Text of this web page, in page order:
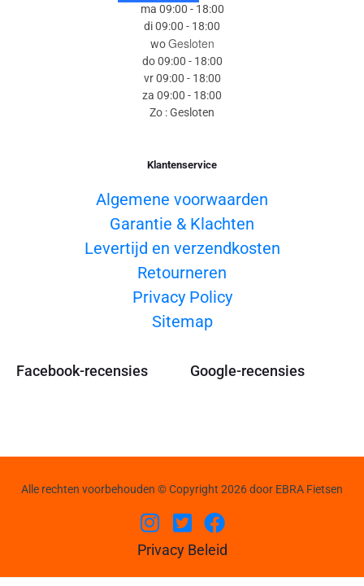
ma 09:00 - 18:00
di 09:00 - 18:00
woGesloten
do 09:00 - 18:00
vr 09:00 - 18:00
za 09:00 - 18:00
Zo : Gesloten
Klantenservice
Algemene voorwaarden
Garantie & Klachten
Levertijd en verzendkosten
Retourneren
Privacy Policy
Sitemap
Facebook-recensies Google-recensies
Alle rechten voorbehouden © Copyright 2026 door EBRA Fietsen
Privacy Beleid